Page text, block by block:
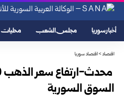
أخبار سوريا مجلس الشعب محليات
اقتصاد>اقتصاد سوريا
السوق السورية‎ ‎